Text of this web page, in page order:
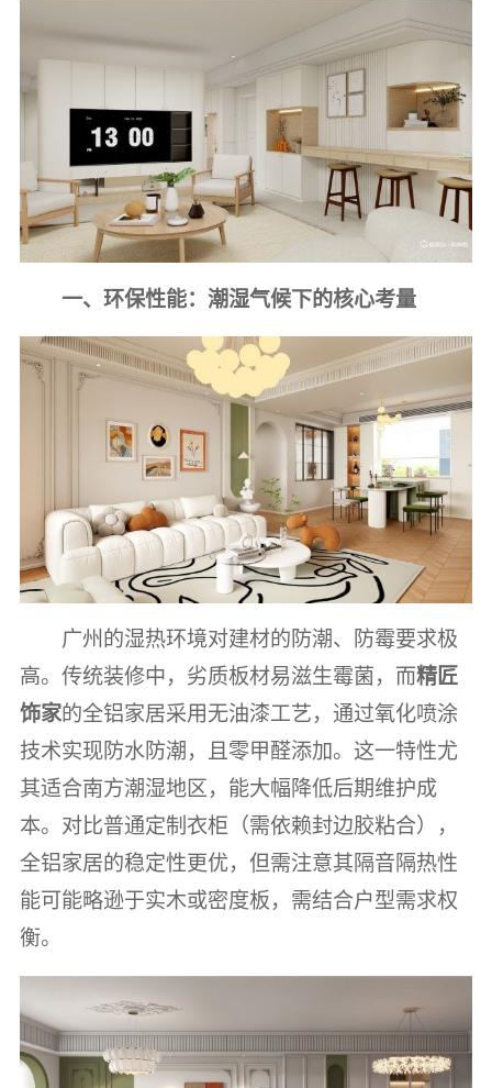
一、环保性能：潮湿气候下的核心考量
广州的湿热环境对建材的防潮、防霉要求极
高。传统装修中，劣质板材易滋生霉菌，而精匠
饰家的全铝家居采用无油漆工艺，通过氧化喷涂
技术实现防水防潮，且零甲醛添加。这一特性尤
其适合南方潮湿地区，能大幅降低后期维护成
本。对比普通定制衣柜（需依赖封边胶粘合），
全铝家居的稳定性更优，但需注意其隔音隔热性
能可能略逊于实木或密度板，需结合户型需求权
衡。